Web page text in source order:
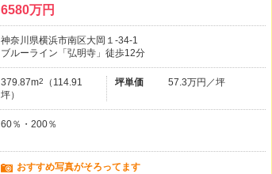
6580万円
神奈川県横浜市南区大岡１-34-1
ブルーライン「弘明寺」徒歩12分
379.87m2
（114.91
坪）
坪単価 57.3万円／坪
60％・200％
おすすめ写真がそろってます